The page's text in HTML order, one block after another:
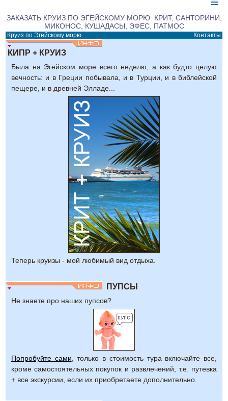
ЗАКАЗАТЬ КРУИЗ ПО ЭГЕЙСКОМУ МОРЮ: КРИТ, САНТОРИНИ,
МИКОНОС, КУШАДАСЫ, ЭФЕС, ПАТМОС
Круиз по Эгейскому морю Контакты
КИПР + КРУИЗ
Была на Эгейском море всего неделю, а как будто целую
вечность: и в Греции побывала, и в Турции, и в библейской
пещере, и в древней Элладе...
Теперь круизы - мой любимый вид отдыха.
ПУПСЫ
Не знаете про наших пупсов?
Попробуйте сами , только в стоимость тура включайте все,
кроме самостоятельных покупок и развлечений, т.е. путевка
+ все экскурсии, если их приобретаете дополнительно.